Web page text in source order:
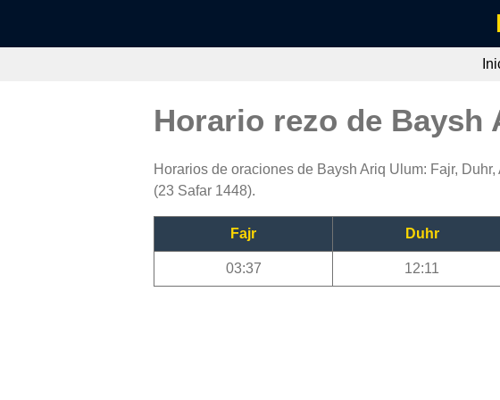
Horario rezo de Baysh
Horarios de oraciones de Baysh Ariq Ulum: Fajr, Duhr,
(23 Safar 1448).
Fajr Duhr
03:37 12:11